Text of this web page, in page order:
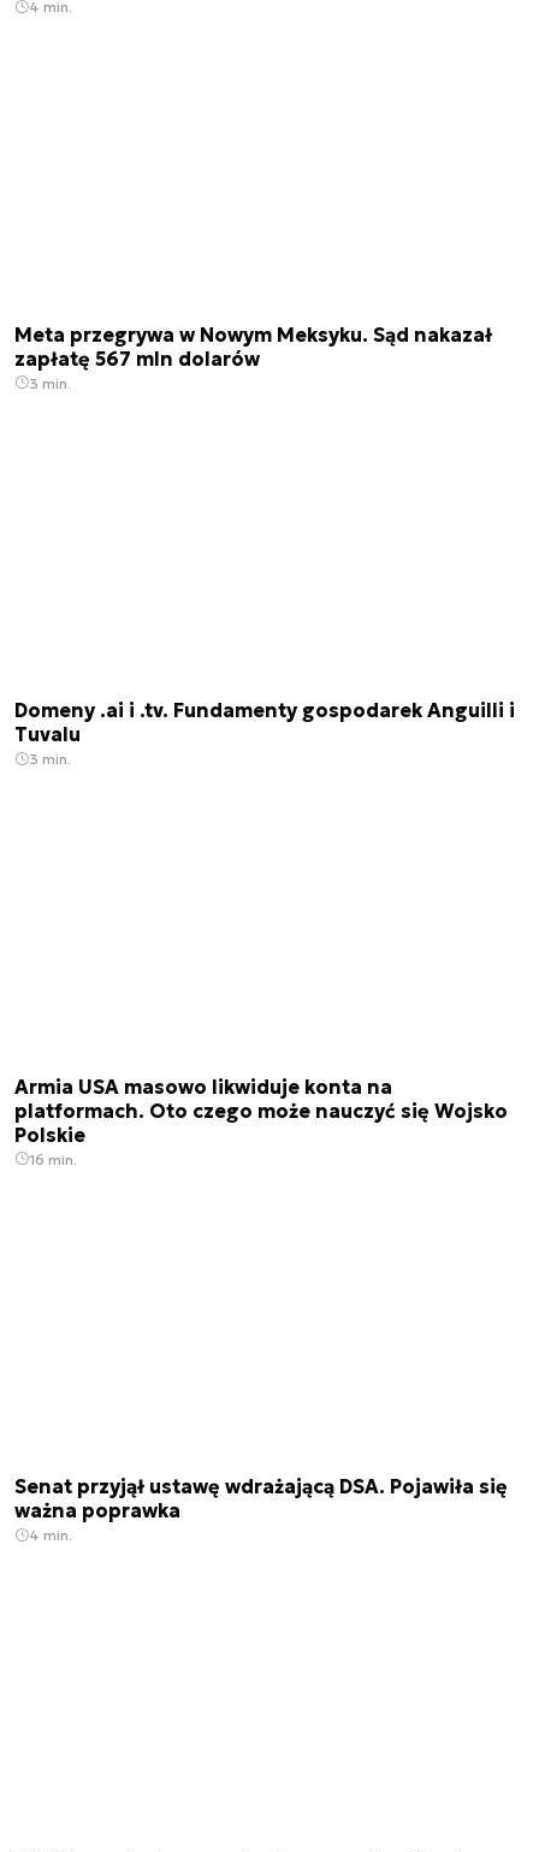
4 min.
Meta przegrywa w Nowym Meksyku. Sąd nakazał
zapłatę 567 mln dolarów
3 min.
Domeny .ai i .tv. Fundamenty gospodarek Anguilli i
Tuvalu
3 min.
Armia USA masowo likwiduje konta na
platformach. Oto czego może nauczyć się Wojsko
Polskie
16 min.
Senat przyjął ustawę wdrażającą DSA. Pojawiła się
ważna poprawka
4 min.